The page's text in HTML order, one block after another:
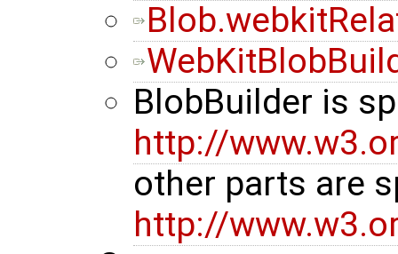
BlobBuilder is
http://
other parts are
http://